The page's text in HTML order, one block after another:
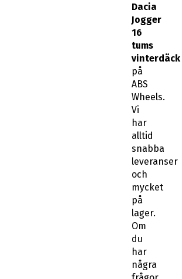
Dacia
Jogger
16
tums
vinterdäck
på
ABS
Wheels.
Vi
har
alltid
snabba
leveranser
och
mycket
på
lager.
Om
du
har
några